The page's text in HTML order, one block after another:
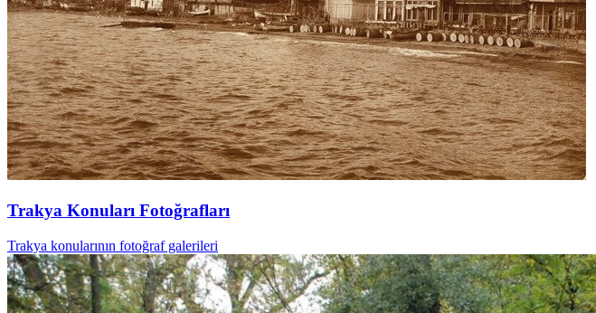
Trakya Konuları Fotoğrafları
Trakya konularının fotoğraf galerileri